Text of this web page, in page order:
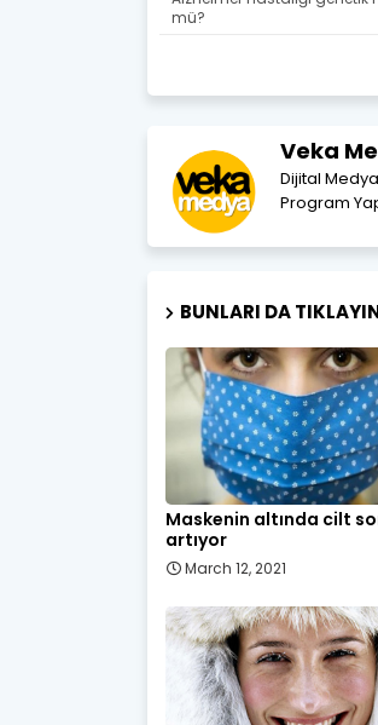
mü?
Veka
Dijital Medya
Program
BUNLARI DA
Maskenin altında cilt
artıyor
March 12, 2021